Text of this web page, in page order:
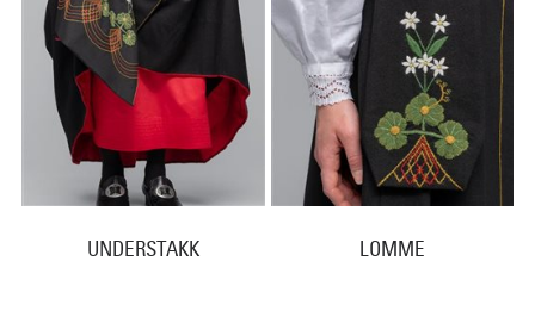
UNDERSTAKK LOMME